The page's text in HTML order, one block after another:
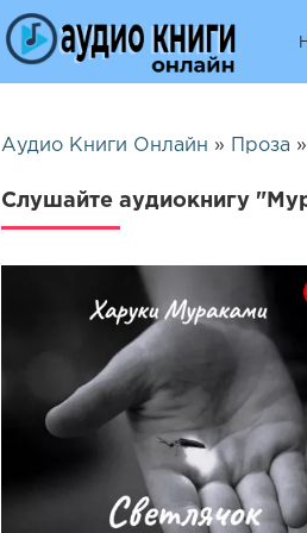
Аудио Книги Онлайн » Проза
Слушайте аудиокнигу